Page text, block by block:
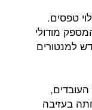
טפסים.
מודולי
למנטורים
בעזיבה